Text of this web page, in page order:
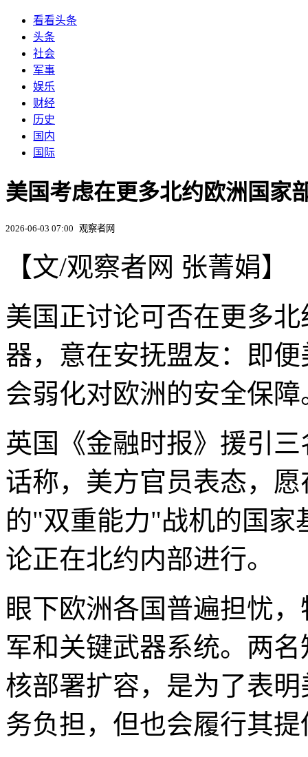
看看头条
头条
社会
军事
娱乐
财经
历史
国内
国际
美国考虑在更多北约欧洲国家
2026-06-03 07:00 观察者网
【文/观察者网 张菁娟】
美国正讨论可否在更多
器，意在安抚盟友：即
会弱化对欧洲的安全保障
英国《金融时报》援引
话称，美方官员表态，
的"双重能力"战机的国家
论正在北约内部进行。
眼下欧洲各国普遍担忧
军和关键武器系统。两
核部署扩容，是为了表
务负担，但也会履行其